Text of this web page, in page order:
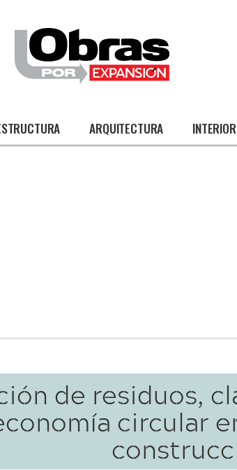
ARQUITECTURA
de residuos,
circular